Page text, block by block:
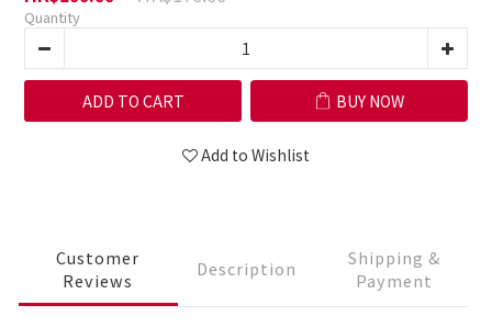
Quantity
ADD TO CART BUY NOW
Add to Wishlist
Customer
Reviews
Description
Shipping &
Payment